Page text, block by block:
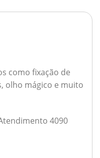
como fixação de
olho mágico e muito
4090